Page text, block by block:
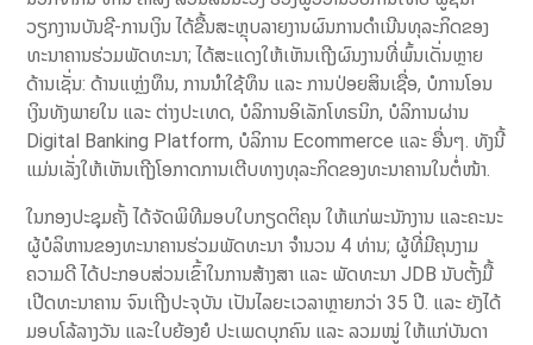
ວຽກງານບັນຊີ-ການເງິນ ໄດ້ຂື້ນສະຫຼຸບລາຍງານຜົນການດຳເນີນທຸລະກິດຂອງ
ທະນາຄານຮ່ວມພັດທະນາ; ໄດ້ສະແດງໃຫ້ເຫັນເຖີງຜົນງານທີ່ພົ້ນເດັ່ນຫຼາຍ
ດ້ານເຊັ່ນ: ດ້ານແຫຼ່ງທຶນ, ການນຳໃຊ້ທຶນ ແລະ ການປ່ອຍສິນເຊື່ອ, ບໍການໂອນ
ເງິນທັງພາຍໃນ ແລະ ຕ່າງປະເທດ, ບໍລິການອິເລັກໂທຣນິກ, ບໍລິການຜ່ານ
Digital Banking Platform, ບໍລິການ Ecommerce ແລະ ອື່ນໆ. ທັງນີ້
ແມ່ນເລັ່ງໃຫ້ເຫັນເຖີງໂອກາດການເຕີບທາງທຸລະກິດຂອງທະນາຄານໃນຕໍ່ໜ້າ.
ໃນກອງປະຊຸມຄັ້ງ ໄດ້ຈັດພິທີມອບໃບກຽດຕິຄຸນ ໃຫ້ແກ່ພະນັກງານ ແລະຄະນະ
ຜູ້ບໍລິຫານຂອງທະນາຄານຮ່ວມພັດທະນາ ຈຳນວນ 4 ທ່ານ; ຜູ້ທີ່ມີຄຸນງາມ
ຄວາມດີ ໄດ້ປະກອບສ່ວນເຂົ້າໃນການສ້າງສາ ແລະ ພັດທະນາ JDB ນັບຕັ້ງມື້
ເປີດທະນາຄານ ຈົນເຖີງປະຈຸບັນ ເປັນໄລຍະເວລາຫຼາຍກວ່າ 35 ປີ. ແລະ ຍັງໄດ້
ມອບໂລ້ລາງວັນ ແລະໃບຍ້ອງຍໍ ປະເພດບຸກຄົນ ແລະ ລວມໝູ່ ໃຫ້ແກ່ບັນດາ